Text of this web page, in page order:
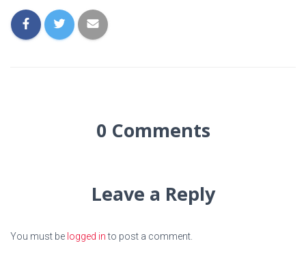
0 Comments
Leave a Reply
You must be logged into post a comment.